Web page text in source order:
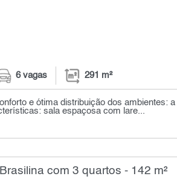
6 vagas 291 m²
e ótima distribuição dos ambientes: a
sala espaçosa com lare...
com 3 quartos - 142 m²